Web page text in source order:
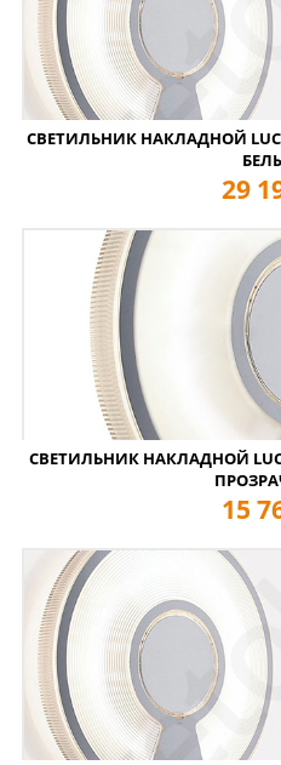
СВЕТИЛЬНИК НАКЛАДНОЙ
29
СВЕТИЛЬНИК НАКЛАДНОЙ
15